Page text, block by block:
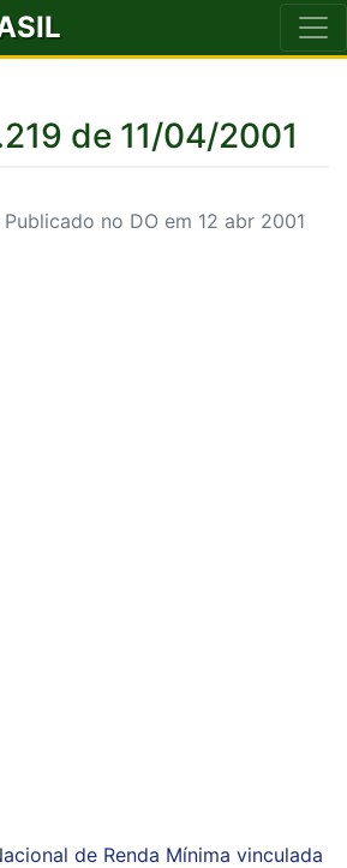
de 11/04/2001
no DO em 12 abr 2001
de Renda Mínima vinculada